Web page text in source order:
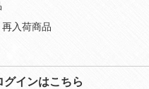
再入荷商品
グインはこちら